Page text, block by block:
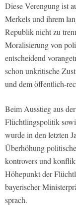
Diese Verengung ist
Merkels und ihrem
Republik nicht zu
Moralisierung von
entscheidend
schon unkritische
und dem öffentlich-
Beim Ausstieg aus
Flüchtlingspolitik
wurde in den letzten
Überhöhung
kontrovers und
Höhepunkt der
bayerischer
sprach.